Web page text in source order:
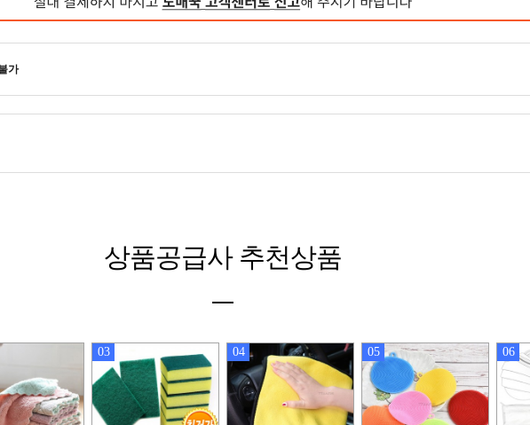
가
상품공급사 추천상품
03 04 05 06